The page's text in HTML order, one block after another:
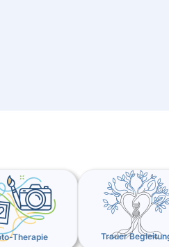
Therapie Trauer